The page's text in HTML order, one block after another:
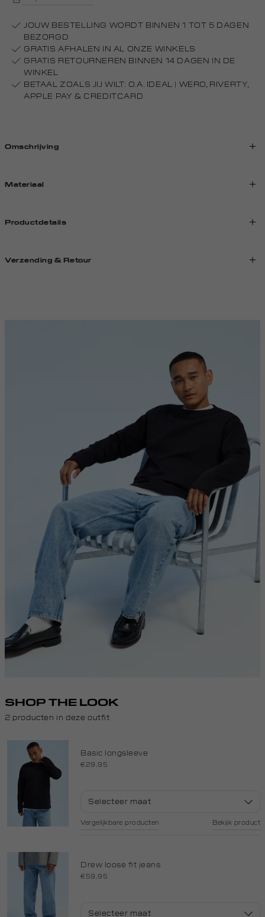
JOUW BESTELLING WORDT BINNEN 1 TOT 5 DAGEN
BEZORGD
GRATIS AFHALEN IN AL ONZE WINKELS
GRATIS RETOURNEREN BINNEN 14 DAGEN IN DE
WINKEL
BETAAL ZOALS JIJ WILT: O.A. IDEAL | WERO, RIVERTY,
APPLE PAY & CREDITCARD
Omschrijving
Materiaal
Productdetails
Verzending & Retour
SHOP THE LOOK
2 producten in deze outfit
Basic longsleeve
€29.95
Selecteer maat
Vergelijkbare producten Bekijk product
Drew loose fit jeans
€59.95
Selecteer maat